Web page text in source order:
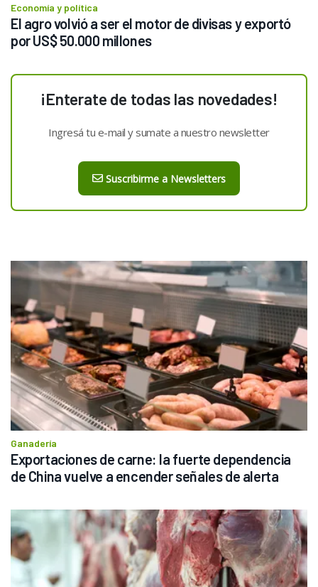
Economía y política
El agro volvió a ser el motor de divisas y exportó
por US$ 50.000 millones
¡Enterate de todas las novedades!
Ingresá tu e-mail y sumate a nuestro newsletter
Suscribirme a Newsletters
Ganadería
Exportaciones de carne: la fuerte dependencia
de China vuelve a encender señales de alerta